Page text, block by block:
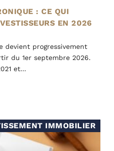
: CE QUI
EN 2026
devient progressivement
du 1er septembre 2026.
et
IMMOBILIER